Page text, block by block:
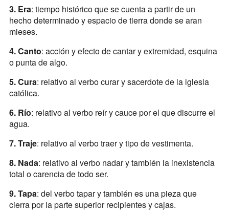
3. Era: tiempo histórico que se cuenta a partir de un
hecho determinado y espacio de tierra donde se aran
mieses.
4. Canto: acción y efecto de cantar y extremidad, esquina
o punta de algo.
5. Cura: relativo al verbo curar y sacerdote de la iglesia
católica.
6. Río: relativo al verbo reír y cauce por el que discurre el
agua.
7. Traje: relativo al verbo traer y tipo de vestimenta.
8. Nada: relativo al verbo nadar y también la inexistencia
total o carencia de todo ser.
9.Tapa: del verbo tapar y también es una pieza que
cierra por la parte superior recipientes y cajas.